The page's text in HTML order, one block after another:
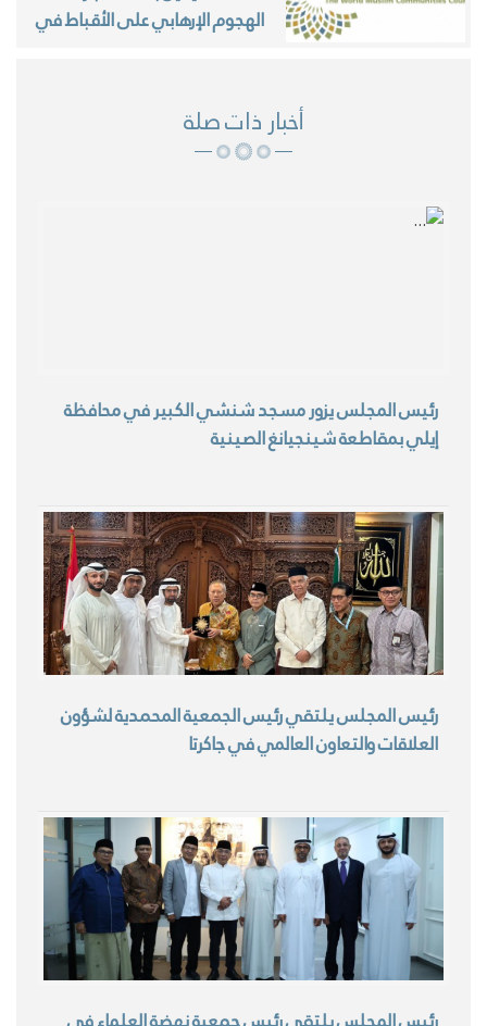
الهجوم الإرهابي على الأقباط في
أخبار ذات صلة
رئيس المجلس يزور مسجد شنشي الكبير في محافظة
إيلي بمقاطعة شينجيانغ الصينية
رئيس المجلس يلتقي رئيس الجمعية المحمدية لشؤون
العلاقات والتعاون العالمي في جاكرتا